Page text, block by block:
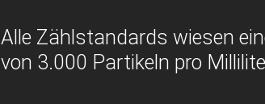
Alle Zählstandards wiesen
von 3.000 Partikeln pro